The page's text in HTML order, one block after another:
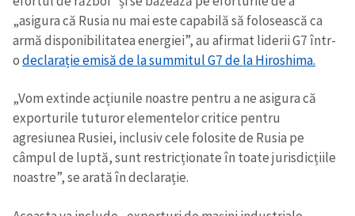
„asigura că Rusia nu mai este capabilă să folosească ca
armă disponibilitatea energiei”, au afirmat liderii G7 într-
odeclarație emisă de la summitul G7 de la Hiroshima.
„Vom extinde acțiunile noastre pentru a ne asigura că
exporturile tuturor elementelor critice pentru
agresiunea Rusiei, inclusiv cele folosite de Rusia pe
câmpul de luptă, sunt restricționate în toate jurisdicțiile
noastre”, se arată în declarație.
Telefon
+ Telefon personal
acord cupolitica de
TRIMITE ȘTIREA